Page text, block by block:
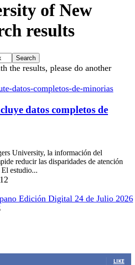
of New
results
the results, please do another
datos completos de
University, la información del
reducir las disparidades de atención
estudio...
LIKE